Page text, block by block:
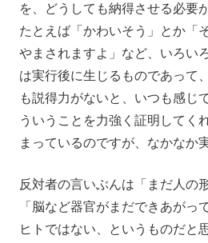
を、どうしても納得させる必要
たとえば「かわいそう」とか「
やまされますよ」など、いろい
は実行後に生じるものであって
も説得力がないと、いつも感じ
ういうことを力強く証明してく
まっているのですが、なかなか
反対者の言いぶんは「まだ人の
「脳など器官がまだできあがっ
ヒトではない、というものだと